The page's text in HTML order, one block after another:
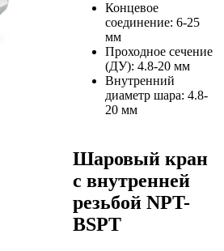
Концевое
соединение: 6-25
мм
Проходное сечение
(ДУ): 4.8-20 мм
Внутренний
диаметр шара: 4.8-
20 мм
Шаровый кран
с внутренней
резьбой NPT-
BSPT